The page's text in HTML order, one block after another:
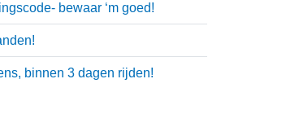
bewaar ‘m goed!
binnen 3 dagen rijden!